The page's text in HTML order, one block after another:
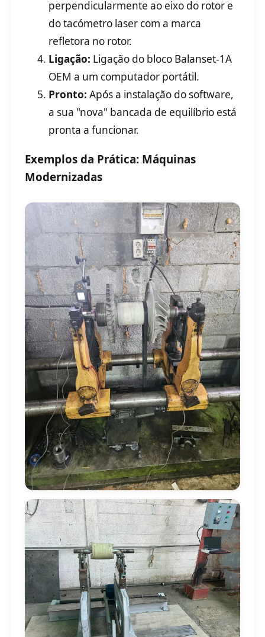
perpendicularmente ao eixo do rotor e
do tacómetro laser com a marca
refletora no rotor.
Ligação: Ligação do bloco Balanset-1A
OEM a um computador portátil.
Pronto: Após a instalação do software,
a sua "nova" bancada de equilíbrio está
pronta a funcionar.
Exemplos da Prática: Máquinas
Modernizadas